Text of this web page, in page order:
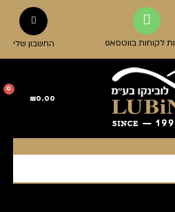
לקוחות בווטסאפ החשבון שלי
₪0.00
0